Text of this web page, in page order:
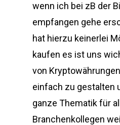
wenn ich bei zB der
empfangen gehe
hat hierzu keinerlei
kaufen es ist uns
von
einfach zu gestalten
ganze Thematik für
Branchenkollegen